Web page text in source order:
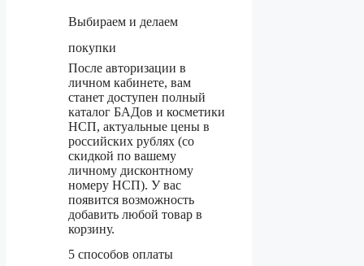
Выбираем и делаем
покупки
После авторизации в
личном кабинете, вам
станет доступен полный
каталог БАДов и косметики
НСП, актуальные цены в
российских рублях (со
скидкой по вашему
личному дисконтному
номеру НСП). У вас
появится возможность
добавить любой товар в
корзину.
5 cпособов оплаты